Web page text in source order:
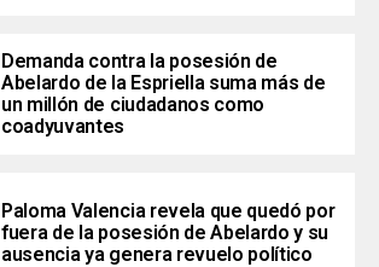
Demanda contra la posesión de
Abelardo de la Espriella suma más de
un millón de ciudadanos como
coadyuvantes
Paloma Valencia revela que quedó por
fuera de la posesión de Abelardo y su
ausencia ya genera revuelo político